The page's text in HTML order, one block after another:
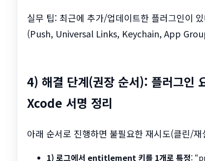
실무 팁: 최근에 추가/업데이트한 플러그인이
(Push, Universal Links, Keychain, App
4) 해결 단계(권장 순서): 플러그
Xcode 서명 정리
아래 순서로 진행하면 불필요한 재시도(클린/
1) 로그에서 entitlement 키를 1개로 특정: